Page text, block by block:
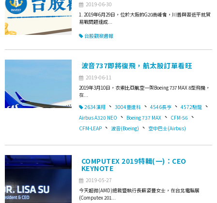
2019-06-30
1. 2019年6月29日，位於大阪的G20高峰會，川普與習近平就貿
易戰問題達成...
台股觀察週報
波音737即將復飛，航太股訂單看旺
2019-06-11
2019年3月10日，衣索比亞航空一架Boeing 737 MAX 8型飛機，
在...
2634漢翔 、 3004豐達科 、 4546長亨 、 4572駐龍 、
Airbus A320 NEO 、 Boeing 737 MAX 、 CFM-56 、
CFM-LEAP 、 波音(Boeing) 、 空中巴士(Airbus)
COMPUTEX 2019特輯(一)：CEO
KEYNOTE
2019-05-27
今天超微(AMD)總裁暨執行長蘇姿豐女士，在台北電腦展
(Computex 201...